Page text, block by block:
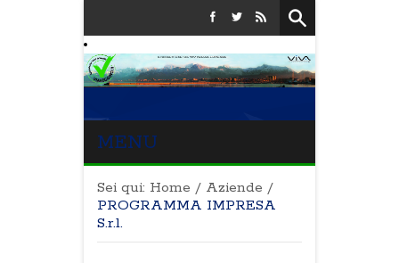
MENU
Sei qui: Home / Aziende /
PROGRAMMA IMPRESA
S.r.l.